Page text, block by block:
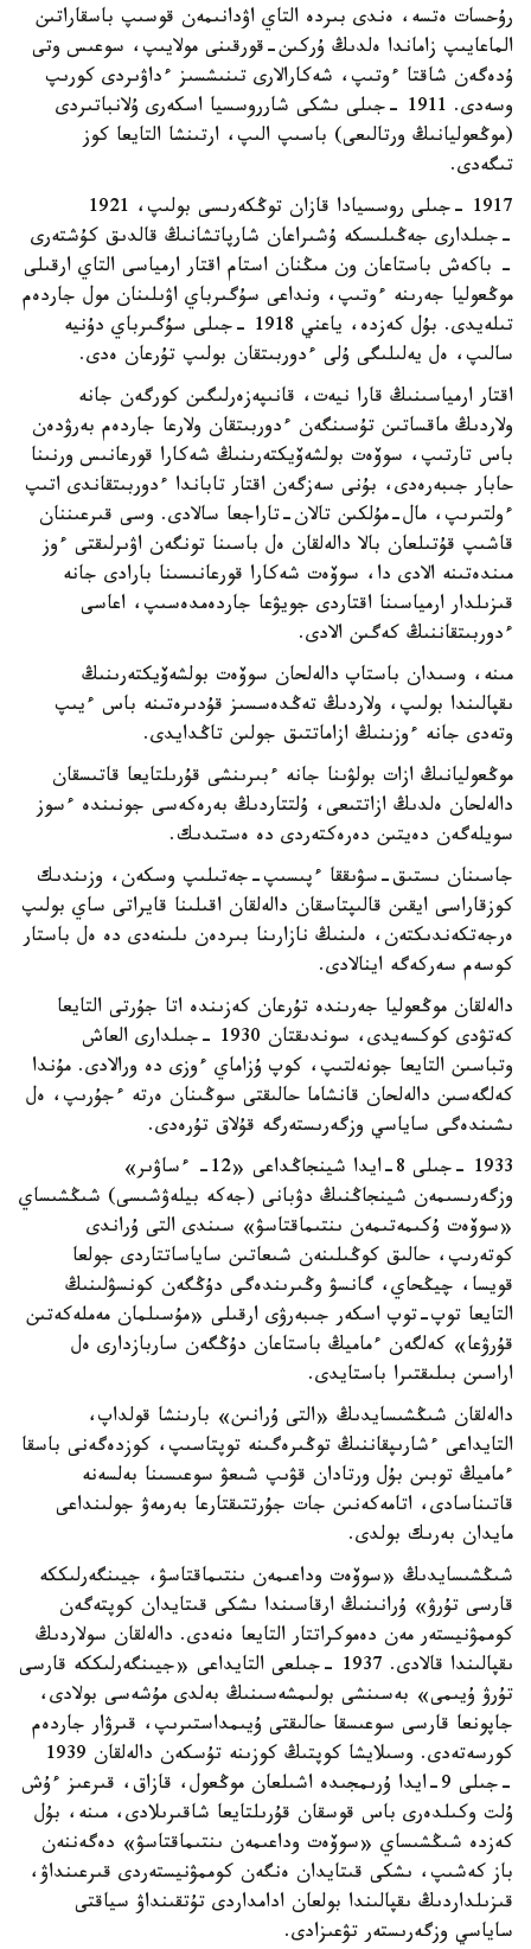
رۇحسات ەتسە، ەندى بىردە التاي اۋدانىمەن قوسىپ باسقاراتىن
الماعايىپ زاماندا ەلدىڭ ۇركىن-قورقىنى مولايىپ، سوعىس وتى
ۇدەگەن شاقتا ءوتىپ، شەكارالارى تىنىشسىز ءداۋىردى كورىپ
وسەدى. 1911 -جىلى ىشكى شارروسسيا اسكەرى ۇلانباتىردى
(موڭعوليانىڭ ورتالىعى) باسىپ الىپ، ارتىنشا التايعا كوز
تىگەدى.
1917 -جىلى روسسيادا قازان توڭكەرىسى بولىپ، 1921
-جىلدارى جەڭىلىسكە ۇشىراعان شارپاتشانىڭ قالدىق كۇشتەرى
- باكەش باستاعان ون مىڭنان استام اقتار ارمياسى التاي ارقىلى
موڭعوليا جەرىنە ءوتىپ، ونداعى سۇگىرباي اۋىلىنان مول جاردەم
تىلەيدى. بۇل كەزدە، ياعني 1918 -جىلى سۇگىرباي دۇنيە
سالىپ، ەل يەلىلىگى ۇلى ءدوربىتقان بولىپ تۇرعان ەدى.
اقتار ارمياسىنىڭ قارا نيەت، قانىپەزەرلىگىن كورگەن جانە
ولاردىڭ ماقساتىن تۇسىنگەن ءدوربىتقان ولارعا جاردەم بەرۋدەن
باس تارتىپ، سوۆەت بولشەۆيكتەرىنىڭ شەكارا قورعانىس ورنىنا
حابار جىبەرەدى، بۇنى سەزگەن اقتار تاباندا ءدوربىتقاندى اتىپ
ءولتىرىپ، مال-مۇلكىن تالان-تاراجعا سالادى. وسى قىرعىننان
قاشىپ قۇتىلعان بالا دالەلقان ەل باسىنا تونگەن اۋىرلىقتى ءوز
مىندەتىنە الادى دا، سوۆەت شەكارا قورعانىسىنا بارادى جانە
قىزىلدار ارمياسىنا اقتاردى جويۋعا جاردەمدەسىپ، اعاسى
ءدوربىتقاننىڭ كەگىن الادى.
مىنە، وسىدان باستاپ دالەلحان سوۆەت بولشەۆيكتەرىنىڭ
ىقپالىندا بولىپ، ولاردىڭ تەڭدەسسىز قۇدىرەتىنە باس ءيىپ
وتەدى جانە ءوزىنىڭ ازاماتتىق جولىن تاڭدايدى.
موڭعوليانىڭ ازات بولۋىنا جانە ءبىرىنشى قۇرىلتايعا قاتىسقان
دالەلحان ەلدىڭ ازاتتىعى، ۇلتتاردىڭ بەرەكەسى جونىندە ءسوز
سويلەگەن دەيتىن دەرەكتەردى دە ەستىدىك.
جاسىنان ىستىق-سۋىققا ءپىسىپ-جەتىلىپ وسكەن، وزىندىك
كوزقاراسى ايقىن قالىپتاسقان دالەلقان اقىلىنا قايراتى ساي بولىپ
ەرجەتكەندىكتەن، ەلىنىڭ نازارىنا بىردەن ىلىنەدى دە ەل باستار
كوسەم سەركەگە اينالادى.
دالەلقان موڭعوليا جەرىندە تۇرعان كەزىندە اتا جۇرتى التايعا
كەتۋدى كوكسەيدى، سوندىقتان 1930 -جىلدارى العاش
وتباسىن التايعا جونەلتىپ، كوپ ۇزاماي ءوزى دە ورالادى. مۇندا
كەلگەسىن دالەلحان قانشاما حالىقتى سوڭىنان ەرتە ءجۇرىپ، ەل
ىشىندەگى ساياسي وزگەرىستەرگە قۇلاق تۇرەدى.
1933 -جىلى 8-ايدا شينجاڭداعى «12- ءساۋىر»
وزگەرىسىمەن شينجاڭنىڭ دۋبانى (جەكە بيلەۋشىسى) شىڭشىساي
«سوۆەت ۇكىمەتىمەن ىنتىماقتاسۋ» سىندى التى ۇراندى
كوتەرىپ، حالىق كوڭىلىنەن شىعاتىن ساياساتتاردى جولعا
قويسا، چيڭحاي، گانسۋ وڭىرىندەگى دۇڭگەن كونسۋلىنىڭ
التايعا توپ-توپ اسكەر جىبەرۋى ارقىلى «مۇسىلمان مەملەكەتىن
قۇرۋعا» كەلگەن ءماميڭ باستاعان دۇڭگەن ساربازدارى ەل
اراسىن بىلىقتىرا باستايدى.
دالەلقان شىڭشىسايدىڭ «التى ۇرانىن» بارىنشا قولداپ،
التايداعى ءشارىپقاننىڭ توڭىرەگىنە توپتاسىپ، كوزدەگەنى باسقا
ءماميڭ توبىن بۇل ورتادان قۋىپ شىعۋ سوعىسىنا بەلسەنە
قاتىناسادى، اتامەكەنىن جات جۇرتتىقتارعا بەرمەۋ جولىنداعى
مايدان بەرىك بولدى.
شىڭشىسايدىڭ «سوۆەت وداعىمەن ىنتىماقتاسۋ، جيىنگەرلىككە
قارسى تۇرۋ» ۇرانىنىڭ ارقاسىندا ىشكى قىتايدان كوپتەگەن
كوممۋنيستەر مەن دەموكراتتار التايعا ەنەدى. دالەلقان سولاردىڭ
ىقپالىندا قالادى. 1937 -جىلعى التايداعى «جيىنگەرلىككە قارسى
تۇرۋ ۇيىمى» بەسىنشى بولىمشەسىنىڭ بەلدى مۇشەسى بولادى،
جاپونعا قارسى سوعىسقا حالىقتى ۇيىمداستىرىپ، قىرۋار جاردەم
كورسەتەدى. وسىلايشا كوپتىڭ كوزىنە تۇسكەن دالەلقان 1939
-جىلى 9-ايدا ۇرىمجىدە اشىلعان موڭعول، قازاق، قىرعىز ءۇش
ۇلت وكىلدەرى باس قوسقان قۇرىلتايعا شاقىرىلادى، مىنە، بۇل
كەزدە شىڭشىساي «سوۆەت وداعىمەن ىنتىماقتاسۋ» دەگەننەن
باز كەشىپ، ىشكى قىتايدان ەنگەن كوممۋنيستەردى قىرعىنداۋ،
قىزىلداردىڭ ىقپالىندا بولعان ادامداردى تۇتقىنداۋ سياقتى
ساياسي وزگەرىستەر تۋعىزادى.